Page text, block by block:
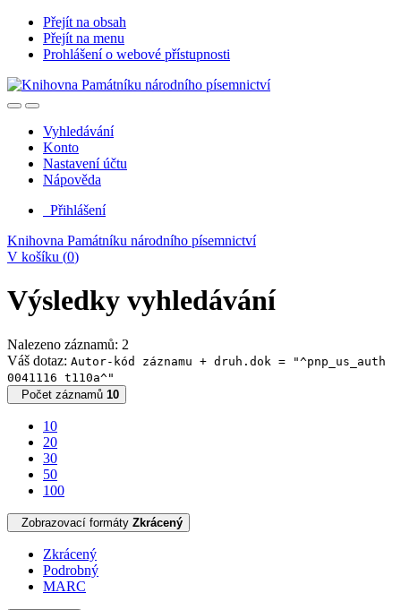
Přejít na obsah
Přejít na menu
Prohlášení o webové přístupnosti
Vyhledávání
Konto
Nastavení účtu
Nápověda
Přihlášení
Knihovna Památníku národního písemnictví
V košíku (0)
Výsledky vyhledávání
Nalezeno záznamů: 2
Váš dotaz: Autor-kód záznamu + druh.dok = "^pnp_us_auth
0041116 t110a^"
Počet záznamů 10
10
20
30
50
100
Zobrazovací formáty Zkrácený
Zkrácený
Podrobný
MARC